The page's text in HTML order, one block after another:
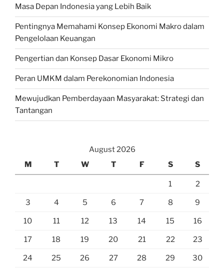
Masa Depan Indonesia yang Lebih Baik
Pentingnya Memahami Konsep Ekonomi Makro dalam
Pengelolaan Keuangan
Pengertian dan Konsep Dasar Ekonomi Mikro
Peran UMKM dalam Perekonomian Indonesia
Mewujudkan Pemberdayaan Masyarakat: Strategi dan
Tantangan
August 2026
M
T W T F S S
1 2
3 4 5 6 7 8 9
10 11 12 13 14 15 16
17 18 19 20 21 22 23
24 25 26 27 28 29 30